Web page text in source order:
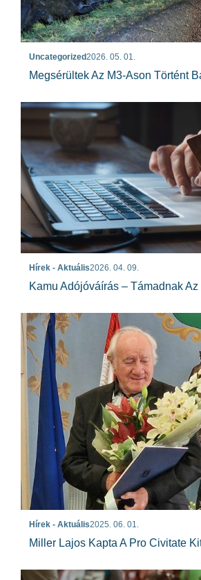
Uncategorized2026. 05. 01.
Megsérültek Az M3-Ason Történt
Hírek - Aktuális2026. 04. 09.
Kamu Adójóváírás – Támadnak
Hírek - Aktuális2025. 06. 01.
Miller Lajos Kapta A Pro Civitate